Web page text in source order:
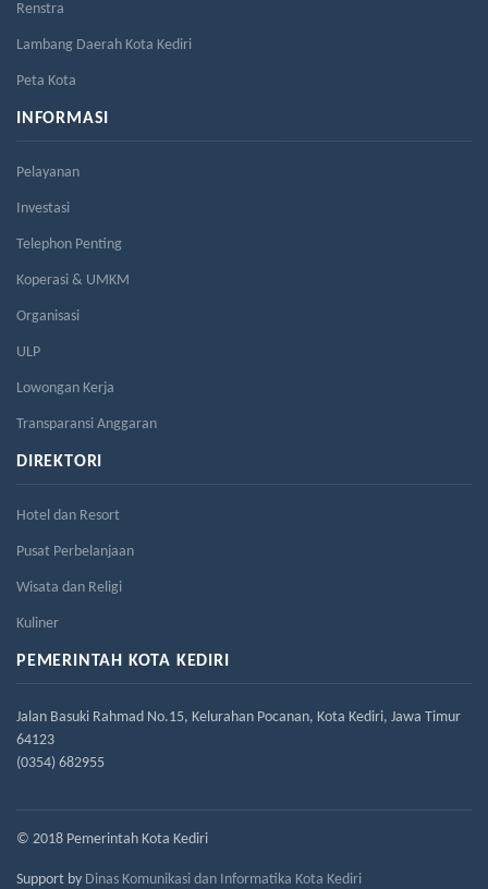
Renstra
Lambang Daerah Kota Kediri
Peta Kota
INFORMASI
Pelayanan
Investasi
Telephon Penting
Koperasi & UMKM
Organisasi
ULP
Lowongan Kerja
Transparansi Anggaran
DIREKTORI
Hotel dan Resort
Pusat Perbelanjaan
Wisata dan Religi
Kuliner
PEMERINTAH KOTA KEDIRI
Jalan Basuki Rahmad No.15, Kelurahan Pocanan, Kota Kediri, Jawa Timur
64123
(0354) 682955
© 2018 Pemerintah Kota Kediri
Support by Dinas Komunikasi dan Informatika Kota Kediri